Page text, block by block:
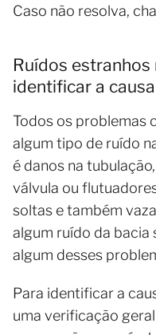
Caso não resolva,
Ruídos estranhos
identificar a causa
Todos os problemas
algum tipo de ruído
é danos na
válvula ou
soltas e também
algum ruído da bacia
algum desses
Para identificar a
uma verificação